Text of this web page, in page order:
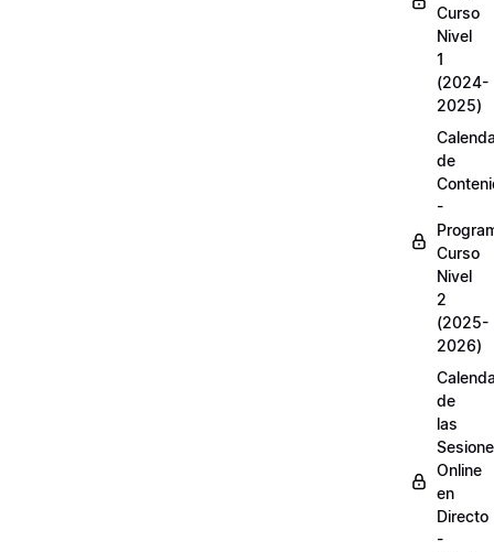
Curso
Nivel
1
(2024-
2025)
de
-
Curso
Nivel
2
(2025-
2026)
de
las
Online
en
Directo
-